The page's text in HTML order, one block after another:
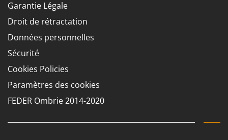
Garantie Légale
Droit de rétractation
Données personnelles
Sécurité
Cookies Policies
Paramètres des cookies
FEDER Ombrie 2014-2020